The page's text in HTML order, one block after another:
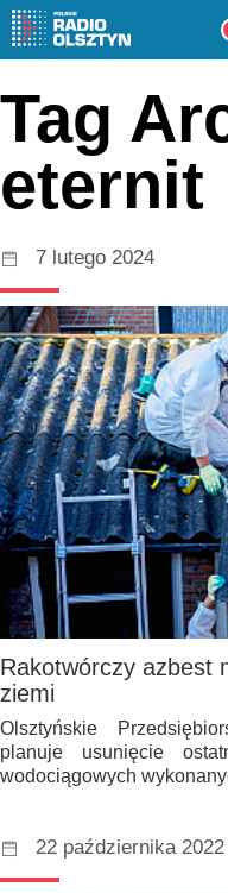
Tag
eternit
7 lutego 2024
Rakotwórczy azbest
ziemi
Olsztyńskie
planuje usunięcie
wodociągowych
22 października 2022